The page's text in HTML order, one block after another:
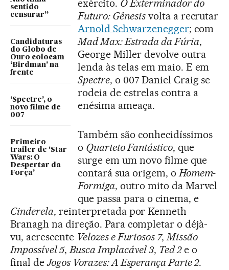
sentido
censurar”
Candidaturas
do Globo de
Ouro colocam
‘Birdman’ na
frente
‘Spectre’, o
novo filme de
007
Primeiro
trailer de ‘Star
Wars: O
Despertar da
Força’
exército. O Exterminador do
Futuro: Gênesisvolta a recrutar
Arnold Schwarzenegger; com
Mad Max: Estrada da Fúria,
George Miller devolve outra
lenda às telas em maio. E em
Spectre, o 007 Daniel Craig se
rodeia de estrelas contra a
enésima ameaça.
Também são conhecidíssimos
o Quarteto Fantástico, que
surge em um novo filme que
contará sua origem, o Homem-
Formiga, outro mito da Marvel
que passa para o cinema, e
Cinderela, reinterpretada por Kenneth
Branagh na direção. Para completar o déjà-
vu, acrescente Velozes e Furiosos 7, Missão
Impossível 5, Busca Implacável 3, Ted 2e o
final deJogos Vorazes: A Esperança Parte 2.